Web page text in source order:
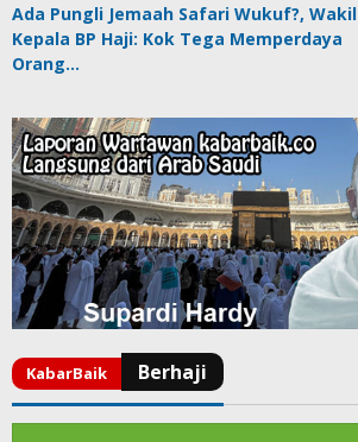
Ada Pungli Jemaah Safari Wukuf?, Wakil
Kepala BP Haji: Kok Tega Memperdaya
Orang…